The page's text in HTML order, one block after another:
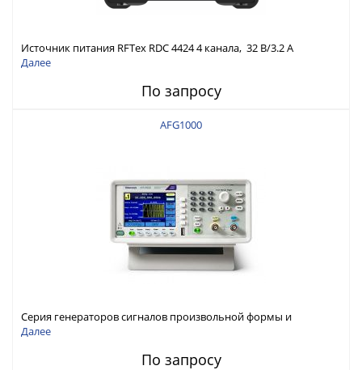
Источник питания RFTex RDC 4424 4 канала, 32 В/3.2 А
Далее
По запросу
AFG1000
Серия генераторов сигналов произвольной формы и
стандартных функций Tektronix AFG1000
Далее
По запросу